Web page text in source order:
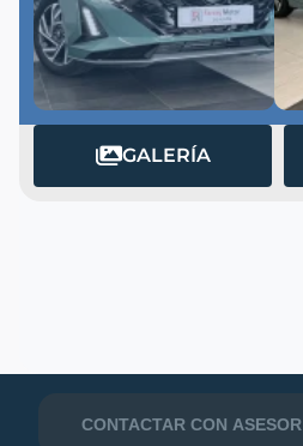
GALERÍA
CONTACTAR CON ASESOR